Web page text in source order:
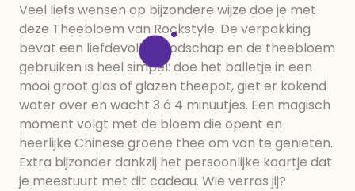
Veel liefs wensen op bijzondere wijze doe je met
deze Theebloem van Rockstyle. De verpakking
bevat een liefdevolle boodschap en de theebloem
gebruiken is heel simpel: doe het balletje in een
mooi groot glas of glazen theepot, giet er kokend
water over en wacht 3 á 4 minuutjes. Een magisch
moment volgt met de bloem die opent en
heerlijke Chinese groene thee om van te genieten.
Extra bijzonder dankzij het persoonlijke kaartje dat
je meestuurt met dit cadeau. Wie verras jij?